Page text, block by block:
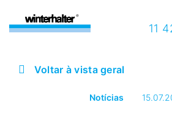
11
Voltar à vista geral
Notícias